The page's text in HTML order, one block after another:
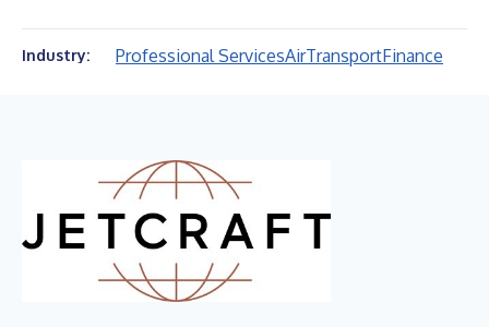
Industry: Professional ServicesAirTransportFinance